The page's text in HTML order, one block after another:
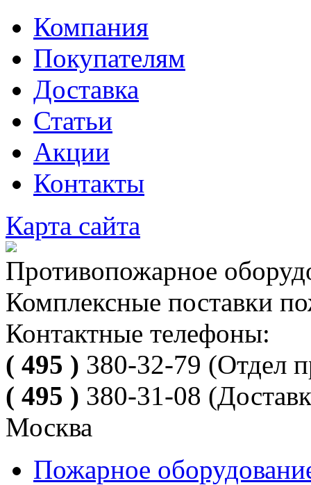
Компания
Покупателям
Доставка
Статьи
Акции
Контакты
Карта сайта
Противопожарное
Комплексные поставки
Контактные телефоны:
( 495 ) 380-32-79 (Отдел
( 495 ) 380-31-08
Москва
Пожарное